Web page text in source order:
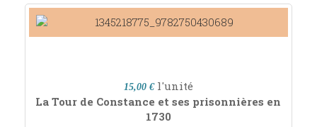
15,00 € l'unité
La Tour de Constance et ses prisonnières en
1730